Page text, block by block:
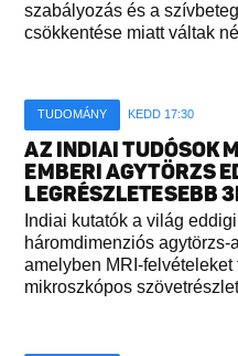
szabályozás és a
csökkentése miatt váltak
TUDOMÁNY KEDD 17:30
AZ INDIAI TUDÓSOK
EMBERI AGYTÖRZS
LEGRÉSZLETESEBB
Indiai kutatók a világ
háromdimenziós agytörzs-
amelyben MRI-felvételeket
mikroszkópos